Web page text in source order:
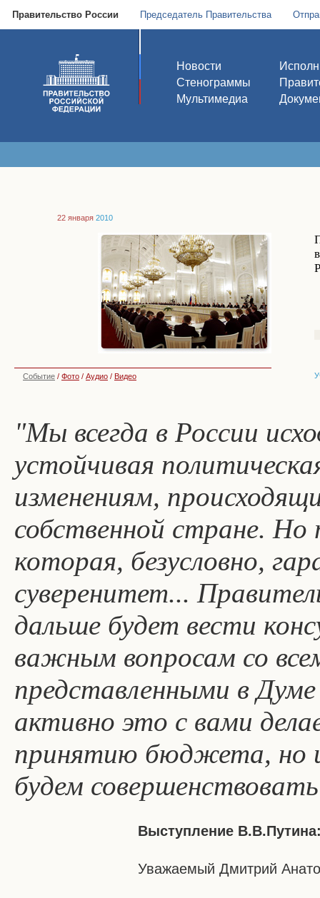
Правительство России Председатель Правительства
Новости
Стенограммы
Мультимедиа
22 января 2010
Событие / Фото / Аудио / Видео
"Мы всегда в России
устойчивая
изменениям,
собственной стране. Но
которая, безусловно,
суверенитет...
дальше будет вести
важным вопросам со
представленными в
активно это с вами
принятию бюджета, но
будем
Выступление
Уважаемый Дмитрий